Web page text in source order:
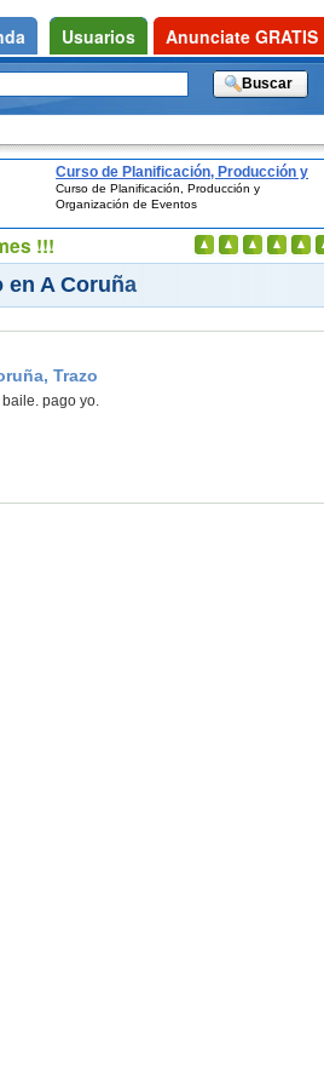
Curso de Planificación, Producción y
Organización de Eventos
Curso de Planificación, Producción y
Organización de Eventos
A Coruña
Trazo
pago yo.
Usuarios Anunciate GRATIS
!!!